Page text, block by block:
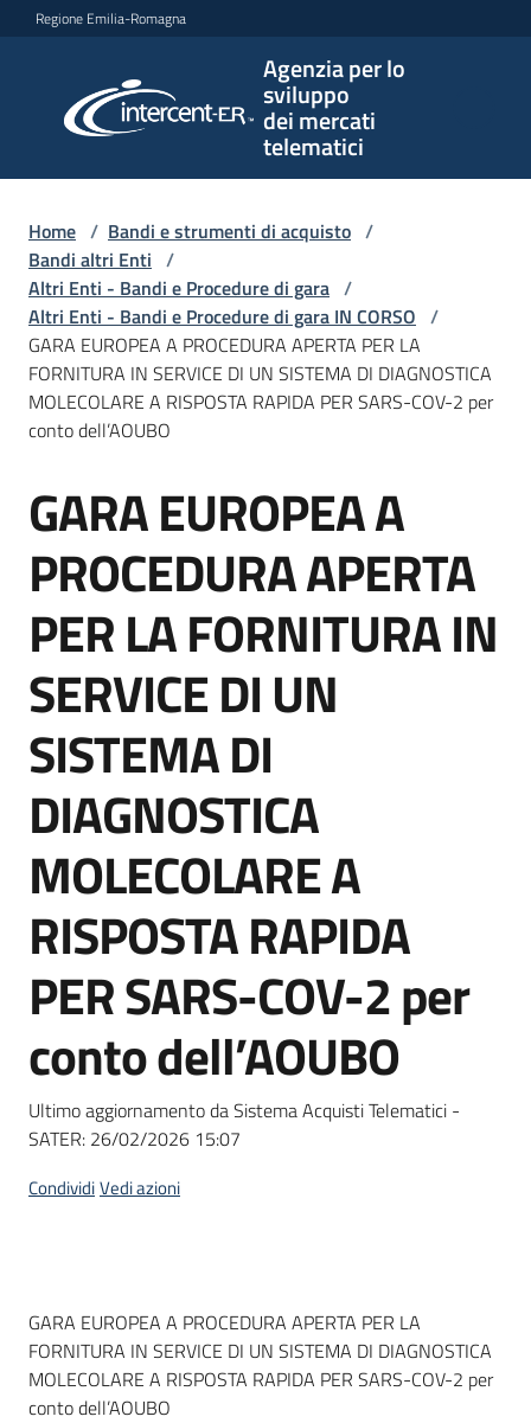
Vai al contenuto
Vai alla navigazione
Vai al footer
Regione Emilia-Romagna
Agenzia per lo
sviluppo
dei mercati
telematici
per lo
sviluppo
telematici
L'Agenzia
Bandi
strumenti
di
Supporto
Piattaforme
telematiche
English
site
Seguici
su
Home / Bandi e strumenti di acquisto /
Bandi altri Enti /
Altri Enti - Bandi e Procedure di gara /
Altri Enti - Bandi e Procedure di gara IN CORSO /
GARA EUROPEA A PROCEDURA APERTA PER LA
FORNITURA IN SERVICE DI UN SISTEMA DI DIAGNOSTICA
MOLECOLARE A RISPOSTA RAPIDA PER SARS-COV-2 per
conto dell’AOUBO
Salta al contenuto
GARA EUROPEA A
PROCEDURA APERTA
PER LA FORNITURA IN
SERVICE DI UN
SISTEMA DI
DIAGNOSTICA
MOLECOLARE A
RISPOSTA RAPIDA
PER SARS-COV-2 per
conto dell’AOUBO
Ultimo aggiornamento da Sistema Acquisti Telematici -
SATER: 26/02/2026 15:07
CondividiVedi azioni
Dati del bando
GARA EUROPEA A PROCEDURA APERTA PER LA
FORNITURA IN SERVICE DI UN SISTEMA DI DIAGNOSTICA
MOLECOLARE A RISPOSTA RAPIDA PER SARS-COV-2 per
conto dell’AOUBO